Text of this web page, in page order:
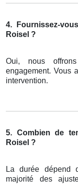
4. Fournissez-
Roisel ?
Oui, nous
engagement. Vous
intervention.
5. Combien de
Roisel ?
La durée dépend
majorité des